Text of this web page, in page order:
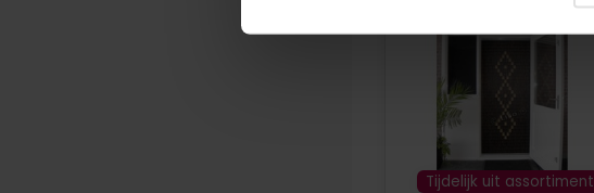
Tijdelijk uit assortiment